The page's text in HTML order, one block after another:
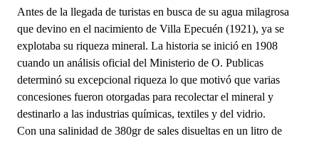
Antes de la llegada de turistas en busca de su agua milagrosa
que devino en el nacimiento de Villa Epecuén (1921), ya se
explotaba su riqueza mineral. La historia se inició en 1908
cuando un análisis oficial del Ministerio de O. Publicas
determinó su excepcional riqueza lo que motivó que varias
concesiones fueron otorgadas para recolectar el mineral y
destinarlo a las industrias químicas, textiles y del vidrio.
Con una salinidad de 380gr de sales disueltas en un litro de